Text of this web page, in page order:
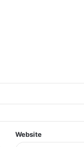
Website